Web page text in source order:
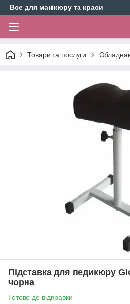
Все для манікюру та краси
Товари та послуги
Підставка для педикюру
чорна
Готово до відправки